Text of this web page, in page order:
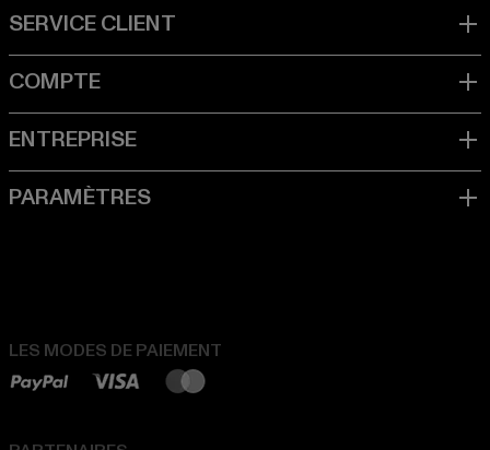
LES MODES DE PAIEMENT